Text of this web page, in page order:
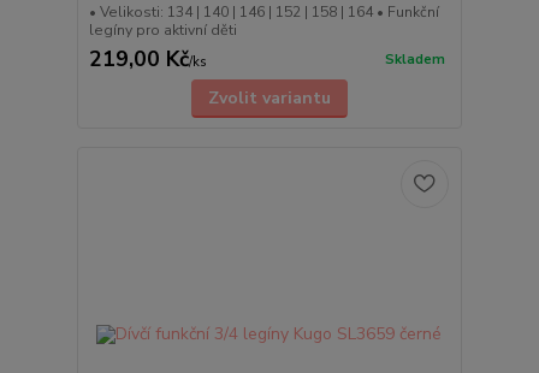
• Velikosti: 134 | 140 | 146 | 152 | 158 | 164 • Funkční
legíny pro aktivní děti
219,00 Kč/ks Skladem
Zvolit variantu